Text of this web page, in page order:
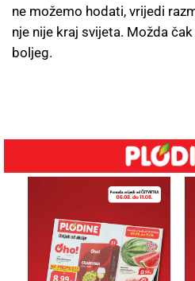
ne možemo hodati, vrijedi
nje nije kraj svijeta. Možda
boljeg.